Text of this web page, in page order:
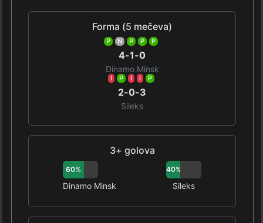
Forma (5 mečeva)
P N P P P
4-1-0
Dinamo Minsk
I P I I P
2-0-3
Sileks
3+ golova
60%
Dinamo Minsk
40%
Sileks